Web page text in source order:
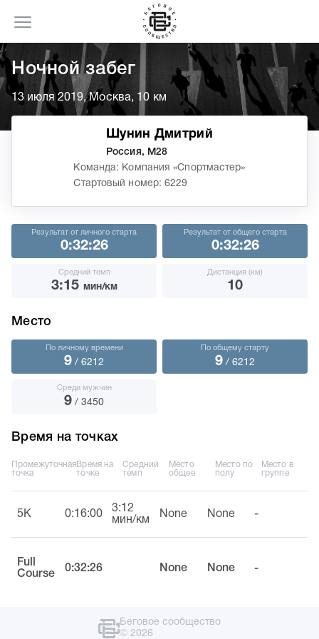
Ночной забег
13 июля 2019, Москва, 10 км
Шунин Дмитрий
Россия, М28
Команда: Компания «Спортмастер»
Стартовый номер: 6229
Результат от личного старта
0:32:26
Результат от общего старта
0:32:26
Средний темп
3:15 мин/км
Дистанция (км)
10
Место
По личному времени
9 / 6212
По общему старту
9 / 6212
Среди мужчин
9 / 3450
Время на точках
Промежуточная
точка
Время на
точке
Средний
темп
Место
общее
Место по
полу
Место в
группе
5K 0:16:00
3:12
мин/км
None None -
Full
Course
0:32:26 None None -
Беговое сообщество
© 2026